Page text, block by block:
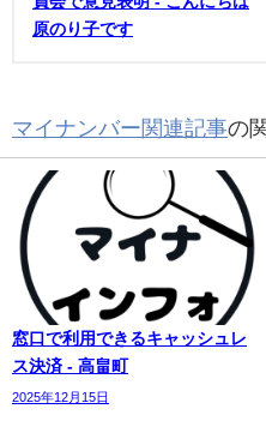
原のり子です
マイナンバー関連記事の
窓口で利用できるキャッシュレ
ス決済 - 高畠町
2025年12月15日